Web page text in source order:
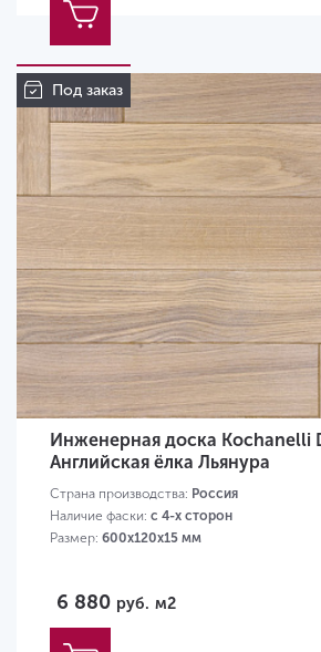
Под заказ
Инженерная доска Kochanelli
Английская ёлка Льянура
Страна производства: Россия
Наличие фаски: с 4-х сторон
Размер: 600х120х15 мм
6 880 руб. м2